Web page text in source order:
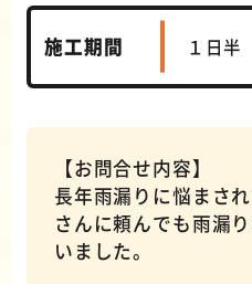
施工期間 １日半
【お問合せ内容】
長年雨漏りに悩まさ
さんに頼んでも雨漏
いました。